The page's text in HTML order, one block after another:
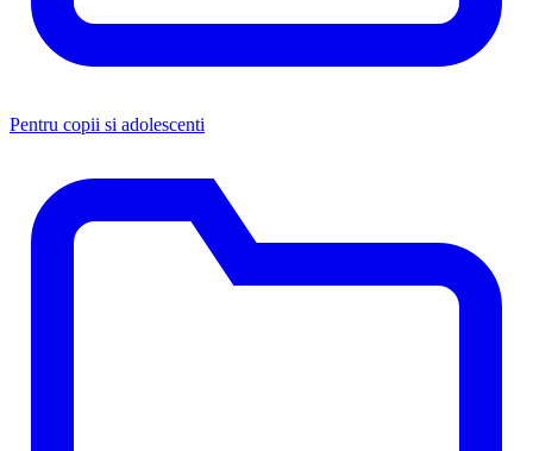
Pentru copii si adolescenti